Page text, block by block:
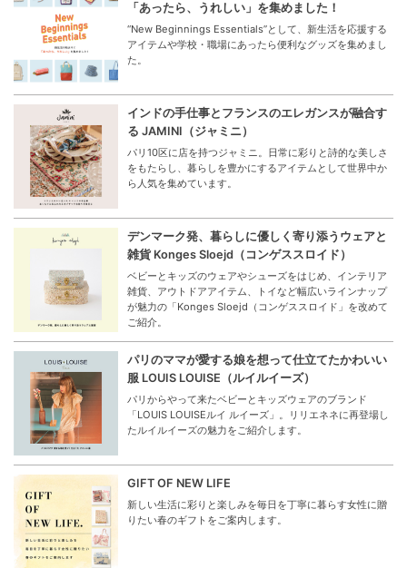
「あったら、うれしい」を集めました！
“New Beginnings Essentials”として、新生活を応援する
アイテムや学校・職場にあったら便利なグッズを集めまし
た。
インドの手仕事とフランスのエレガンスが融合す
る JAMINI（ジャミニ）
パリ10区に店を持つジャミニ。日常に彩りと詩的な美しさ
をもたらし、暮らしを豊かにするアイテムとして世界中か
ら人気を集めています。
デンマーク発、暮らしに優しく寄り添うウェアと
雑貨 Konges Sloejd（コンゲススロイド）
ベビーとキッズのウェアやシューズをはじめ、インテリア
雑貨、アウトドアアイテム、トイなど幅広いラインナップ
が魅力の「Konges Sloejd（コンゲススロイド」を改めて
ご紹介。
パリのママが愛する娘を想って仕立てたかわいい
服 LOUIS LOUISE（ルイルイーズ）
パリからやって来たベビーとキッズウェアのブランド
「LOUIS LOUISEルイ ルイーズ」。リリエネネに再登場し
たルイルイーズの魅力をご紹介します。
GIFT OF NEW LIFE
新しい生活に彩りと楽しみを毎日を丁寧に暮らす女性に贈
りたい春のギフトをご案内します。